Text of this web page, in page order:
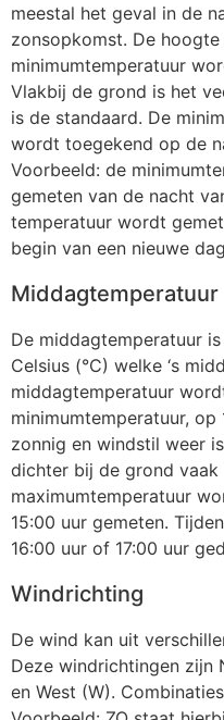
meestal het geval in de
zonsopkomst. De
minimumtemperatuur
Vlakbij de grond is het
is de standaard. De
wordt toegekend op de
Voorbeeld: de
gemeten van de nacht
temperatuur wordt
begin van een nieuwe
Middagtemperatuur
De middagtemperatuur
Celsius (°C) welke ‘s
middagtemperatuur
minimumtemperatuur,
zonnig en windstil weer
dichter bij de grond vaak
maximumtemperatuur
15:00 uur gemeten.
16:00 uur of 17:00 uur
Windrichting
De wind kan uit
Deze windrichtingen zijn
en West (W).